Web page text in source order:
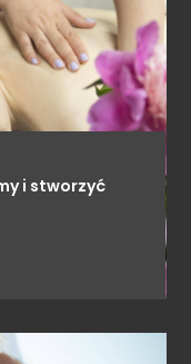
i stworzyć